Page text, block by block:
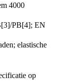
4000
PB[4]; EN
elastische
op